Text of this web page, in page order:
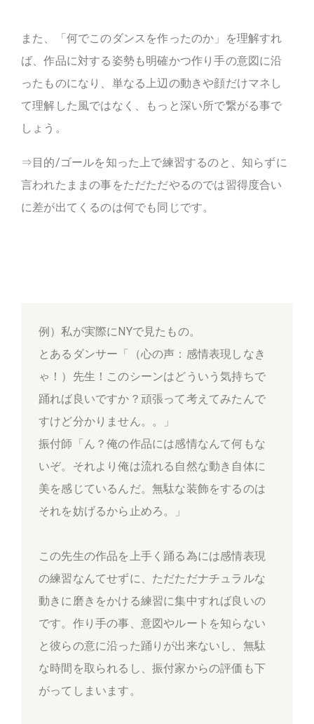
また、「何でこのダンスを作ったのか」を理解すれ
ば、作品に対する姿勢も明確かつ作り手の意図に沿
ったものになり、単なる上辺の動きや顔だけマネし
て理解した風ではなく、もっと深い所で繋がる事で
しょう。
⇒目的/ゴールを知った上で練習するのと、知らずに
言われたままの事をただただやるのでは習得度合い
に差が出てくるのは何でも同じです。
例）私が実際にNYで見たもの。
とあるダンサー「（心の声：感情表現しなき
ゃ！）先生！このシーンはどういう気持ちで
踊れば良いですか？頑張って考えてみたんで
すけど分かりません。。」
振付師「ん？俺の作品には感情なんて何もな
いぞ。それより俺は流れる自然な動き自体に
美を感じているんだ。無駄な装飾をするのは
それを妨げるから止めろ。」
この先生の作品を上手く踊る為には感情表現
の練習なんてせずに、ただただナチュラルな
動きに磨きをかける練習に集中すれば良いの
です。作り手の事、意図やルートを知らない
と彼らの意に沿った踊りが出来ないし、無駄
な時間を取られるし、振付家からの評価も下
がってしまいます。